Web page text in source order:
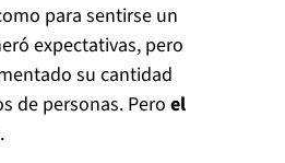
para sentirse un
expectativas, pero
su cantidad
de personas. Pero el
.